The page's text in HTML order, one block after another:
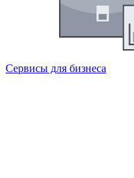
Сервисы для бизнеса